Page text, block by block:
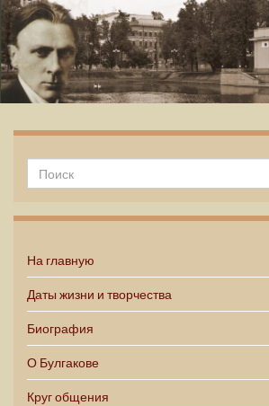
На главную
Даты жизни и творчества
Биография
О Булгакове
Круг общения